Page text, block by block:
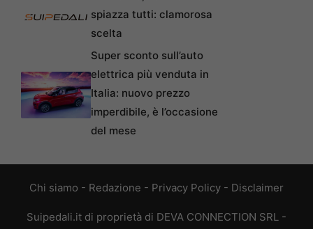
spiazza tutti: clamorosa
scelta
Super sconto sull’auto
elettrica più venduta in
Italia: nuovo prezzo
imperdibile, è l’occasione
del mese
Chi siamo - Redazione - Privacy Policy - Disclaimer
Suipedali.it di proprietà di DEVA CONNECTION SRL -